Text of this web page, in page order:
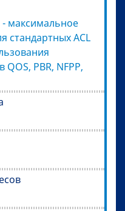
максимальное
стандартных ACL
PBR, NFPP,